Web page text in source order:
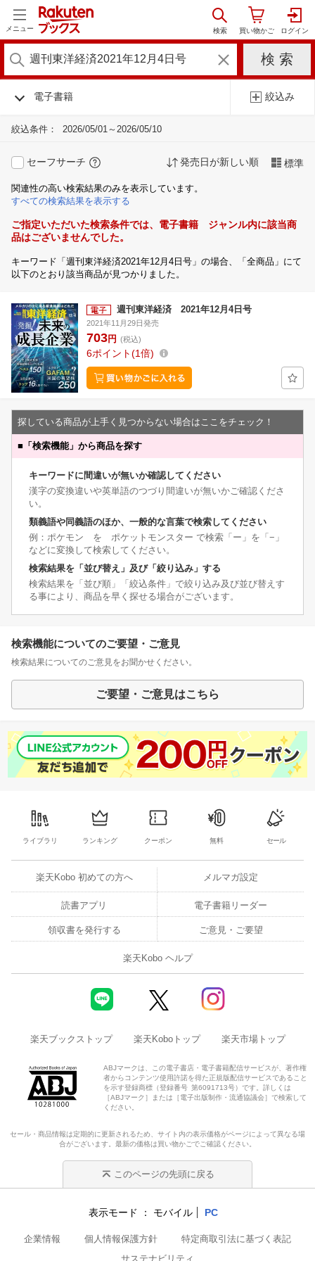
メニュー
電子書籍 絞込み
絞込条件： 2026/05/01～2026/05/10
セーフサーチ 発売日が新しい順 標準
関連性の高い検索結果のみを表示しています。
すべての検索結果を表示する
ご指定いただいた検索条件では、電子書籍 ジャンル内に該当商
品はございませんでした。
キーワード「週刊東洋経済2021年12月4日号」の場合、「全商品」にて
以下のとおり該当商品が見つかりました。
週刊東洋経済 2021年12月4日号
2021年11月29日発売
703円 (税込)
6ポイント 1倍
探している商品が上手く見つからない場合はここをチェック！
■ 「検索機能」から商品を探す
キーワードに間違いが無いか確認してください
漢字の変換違いや英単語のつづり間違いが無いかご確認くださ
い。
類義語や同義語のほか、一般的な言葉で検索してください
例：ポケモン を ポケットモンスター で検索「ー」を「−」
などに変換して検索してください。
検索結果を「並び替え」及び「絞り込み」する
検索結果を「並び順」「絞込条件」で絞り込み及び並び替えす
る事により、商品を早く探せる場合がございます。
検索機能についてのご要望・ご意見
検索結果についてのご意見をお聞かせください。
ご要望・ご意見はこちら
ライブラリ ランキング クーポン 無料 セール
楽天Kobo 初めての方へ メルマガ設定
読書アプリ 電子書籍リーダー
領収書を発行する ご意見・ご要望
楽天Kobo ヘルプ
楽天ブックストップ 楽天Koboトップ 楽天市場トップ
ABJマークは、この電子書店・電子書籍配信サービスが、著作権
者からコンテンツ使用許諾を得た正規版配信サービスであること
を示す登録商標（登録番号 第6091713号）です。詳しくは
［ABJマーク］または［電子出版制作・流通協議会］で検索して
ください。
セール・商品情報は定期的に更新されるため、サイト内の表示価格がページによって異なる場
合がございます。最新の価格は買い物かごでご確認ください。
このページの先頭に戻る
表示モード モバイル PC
企業情報 個人情報保護方針
特定商取引法に基づく表記
サステナビリティ